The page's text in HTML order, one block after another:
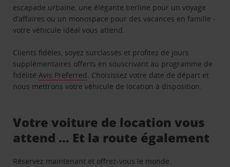
escapade urbaine, une élégante berline pour un voyage
d’affaires ou un monospace pour des vacances en famille -
votre véhicule idéal vous attend.
Clients fidèles, soyez surclassés et profitez de jours
supplémentaires offerts en souscrivant au programme de
fidélitéAvis Preferred. Choisissez votre date de départ et
nous mettrons votre véhicule de location à disposition.
Votre voiture de location vous
attend … Et la route également
Réservez maintenant et offrez-vous le monde.